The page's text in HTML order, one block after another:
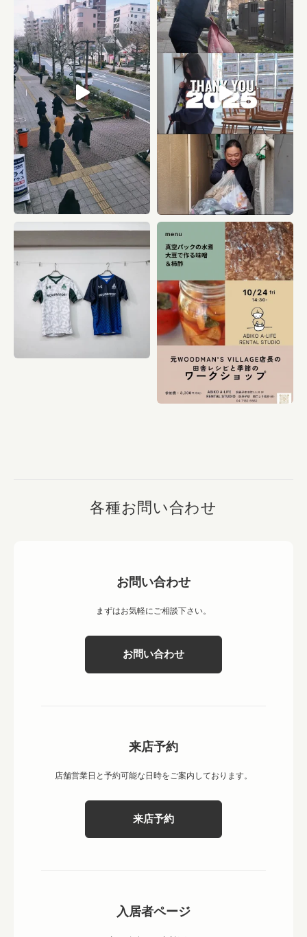
各種お問い合わせ
お問い合わせ
まずはお気軽にご相談下さい。
お問い合わせ
来店予約
店舗営業日と予約可能な日時をご案内しております。
来店予約
入居者ページ